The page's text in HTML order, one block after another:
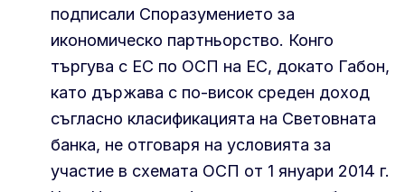
подписали Споразумението за
икономическо партньорство. Конго
търгува с ЕС по ОСП на ЕС, докато Габон,
като държава с по-висок среден доход
съгласно класификацията на Световната
банка, не отговаря на условията за
участие в схемата ОСП от 1 януари 2014 г.